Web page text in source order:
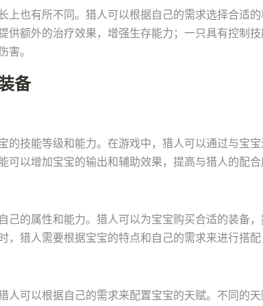
上也有所不同。猎人可以根据自己的需求选择合适
供额外的治疗效果，增强生存能力；一只具有控制
害。
备
的技能等级和能力。在游戏中，猎人可以通过与宝
可以增加宝宝的输出和辅助效果，提高与猎人的配合
己的属性和能力。猎人可以为宝宝购买合适的装备
，猎人需要根据宝宝的特点和自己的需求来进行搭配
人可以根据自己的需求来配置宝宝的天赋。不同的